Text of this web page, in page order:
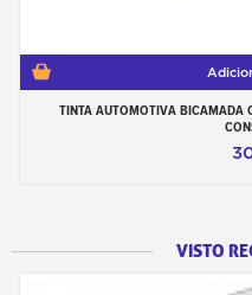
TINTA AUTOMOTIVA BICAMADA
VISTO